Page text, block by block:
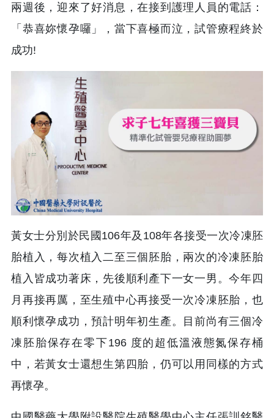
兩週後，迎來了好消息，在接到護理人員的電話：
「恭喜妳懷孕囉」，當下喜極而泣，試管療程終於
成功!
黃女士分別於民國106年及108年各接受一次冷凍胚
胎植入，每次植入二至三個胚胎，兩次的冷凍胚胎
植入皆成功著床，先後順利產下一女一男。今年四
月再接再厲，至生殖中心再接受一次冷凍胚胎，也
順利懷孕成功，預計明年初生產。目前尚有三個冷
凍胚胎保存在零下196 度的超低溫液態氮保存桶
中，若黃女士還想生第四胎，仍可以用同樣的方式
再懷孕。